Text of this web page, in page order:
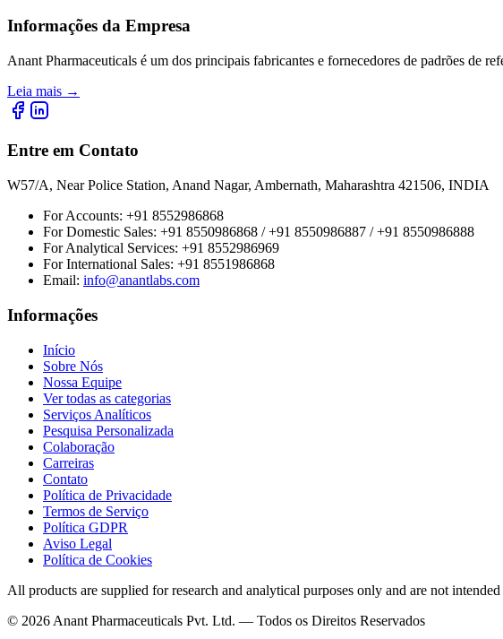
Informações da Empresa
Anant Pharmaceuticals é um dos principais fabricantes e fornecedores de padrões de
Leia mais →
Entre em Contato
W57/A, Near Police Station, Anand Nagar, Ambernath, Maharashtra 421506, INDIA
For Accounts: +91 8552986868
For Domestic Sales: +91 8550986868 / +91 8550986887 / +91 8550986888
For Analytical Services: +91 8552986969
For International Sales: +91 8551986868
Email: info@anantlabs.com
Informações
Início
Sobre Nós
Nossa Equipe
Ver todas as categorias
Serviços Analíticos
Pesquisa Personalizada
Colaboração
Carreiras
Contato
Política de Privacidade
Termos de Serviço
Política GDPR
Aviso Legal
Política de Cookies
All products are supplied for research and analytical purposes only and are not
© 2026 Anant Pharmaceuticals Pvt. Ltd. — Todos os Direitos Reservados